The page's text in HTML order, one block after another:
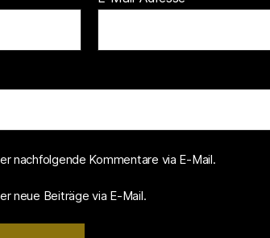
nachfolgende Kommentare via E-Mail.
neue Beiträge via E-Mail.